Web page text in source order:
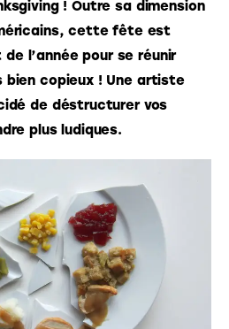
! Outre sa dimension
cette fête est
l’année pour se réunir
bien copieux ! Une artiste
de déstructurer vos
plus ludiques.